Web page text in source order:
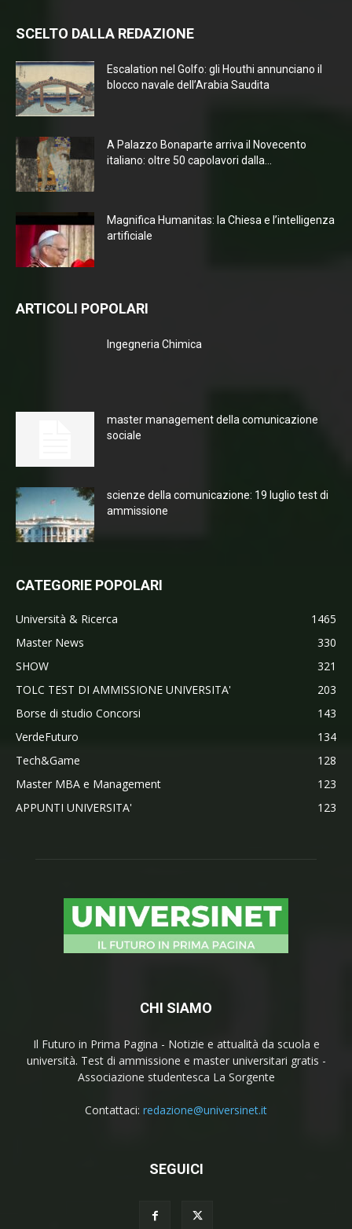
SCELTO DALLA REDAZIONE
Escalation nel Golfo: gli Houthi annunciano il
blocco navale dell’Arabia Saudita
A Palazzo Bonaparte arriva il Novecento
italiano: oltre 50 capolavori dalla...
Magnifica Humanitas: la Chiesa e l’intelligenza
artificiale
ARTICOLI POPOLARI
Ingegneria Chimica
master management della comunicazione
sociale
scienze della comunicazione: 19 luglio test di
ammissione
CATEGORIE POPOLARI
Università & Ricerca
1465
Master News
330
SHOW
321
TOLC TEST DI AMMISSIONE UNIVERSITA'
203
Borse di studio Concorsi
143
VerdeFuturo
134
Tech&Game
128
Master MBA e Management
123
APPUNTI UNIVERSITA'
123
CHI SIAMO
Il Futuro in Prima Pagina - Notizie e attualità da scuola e
università. Test di ammissione e master universitari gratis -
Associazione studentesca La Sorgente
Contattaci: redazione@universinet.it
SEGUICI